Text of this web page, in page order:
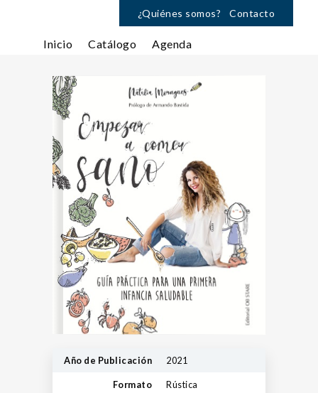
¿Quiénes somos? Contacto
Inicio Catálogo Agenda
Año de Publicación 2021
Formato Rústica